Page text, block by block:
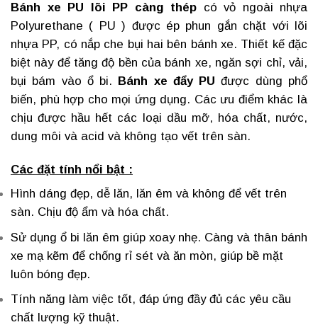
Bánh xe PU lõi PP càng thép có vỏ ngoài nhựa
Polyurethane ( PU ) được ép phun gắn chặt với lõi
nhựa PP, có nắp che bụi hai bên bánh xe. Thiết kế đặc
biệt này để tăng độ bền của bánh xe, ngăn sợi chỉ, vải,
bụi bám vào ổ bi.
Bánh xe đẩy PU được dùng phổ
biến, phù hợp cho mọi ứng dụng. Các ưu điểm khác là
chịu được hầu hết các loại dầu mỡ, hóa chất, nước,
dung môi và acid và không tạo vết trên sàn.
Các đặt tính nổi bật :
Hình dáng đẹp, dễ lăn, lăn êm và không để vết trên
sàn. Chịu độ ẩm và hóa chất.
Sử dụng ổ bi lăn êm giúp xoay nhẹ. Càng và thân bánh
xe mạ kẽm để chống rỉ sét và ăn mòn, giúp bề mặt
luôn bóng đẹp.
Tính năng làm việc tốt, đáp ứng đầy đủ các yêu cầu
chất lượng kỹ thuật.